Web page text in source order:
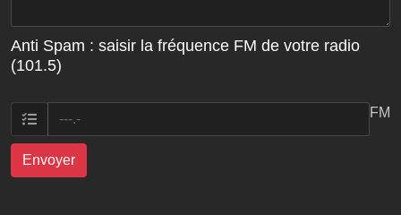
Anti Spam : saisir la fréquence FM de votre radio
(101.5)
FM
Envoyer